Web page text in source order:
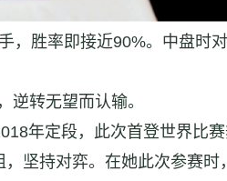
胜率即接近90%。中盘时对
转无望而认输。
年定段，此次首登世界比
坚持对弈。在她此次参赛时